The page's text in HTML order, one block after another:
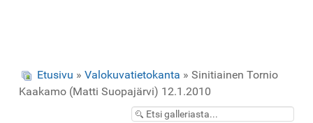
Etusivu » Valokuvatietokanta » Sinitiainen Tornio
Kaakamo (Matti Suopajärvi) 12.1.2010